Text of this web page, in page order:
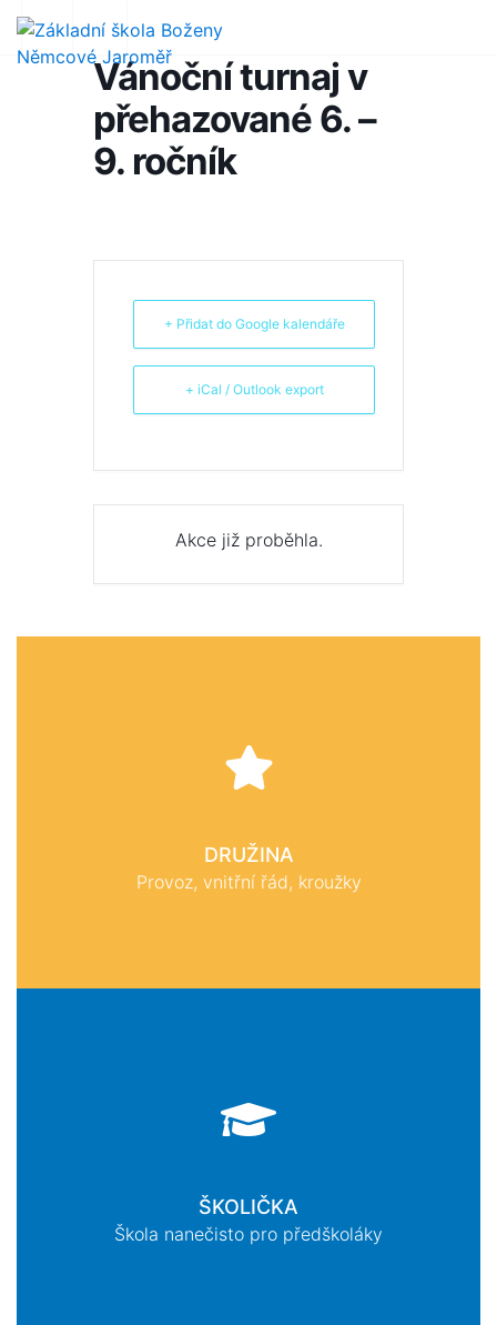
Vánoční turnaj v
přehazované 6. –
9. ročník
+ Přidat do Google kalendáře
+ iCal / Outlook export
Akce již proběhla.
DRUŽINA
Provoz, vnitřní řád, kroužky
ŠKOLIČKA
Škola nanečisto pro předškoláky